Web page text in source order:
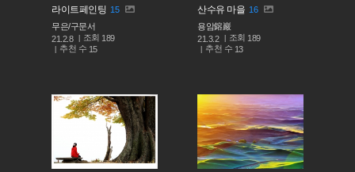
라이트페인팅 15
무은/구문서
21.2.8
조회 189
추천 수 15
산수유 마을 16
용암鎔巖
21.3.2
조회 189
추천 수 13